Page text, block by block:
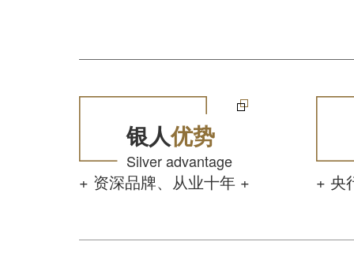
银人优势
Silver advantage
+ 资深品牌、从业十年 + + 央